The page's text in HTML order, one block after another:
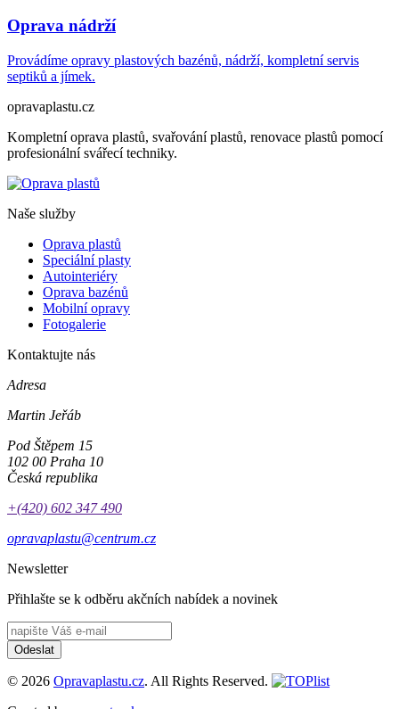
Oprava nádrží
Provádíme opravy plastových bazénů, nádrží, kompletní servis
septiků a jímek.
opravaplastu.cz
Kompletní oprava plastů, svařování plastů, renovace plastů pomocí
profesionální svářecí techniky.
Naše služby
Oprava plastů
Speciální plasty
Autointeriéry
Oprava bazénů
Mobilní opravy
Fotogalerie
Kontaktujte nás
Adresa
Martin Jeřáb
Pod Štěpem 15
102 00 Praha 10
Česká republika
+(420) 602 347 490
opravaplastu@centrum.cz
Newsletter
Přihlašte se k odběru akčních nabídek a novinek
Odeslat
© 2026 Opravaplastu.cz. All Rights Reserved.